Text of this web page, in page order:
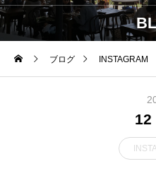
ブログ INSTAGRAM
12